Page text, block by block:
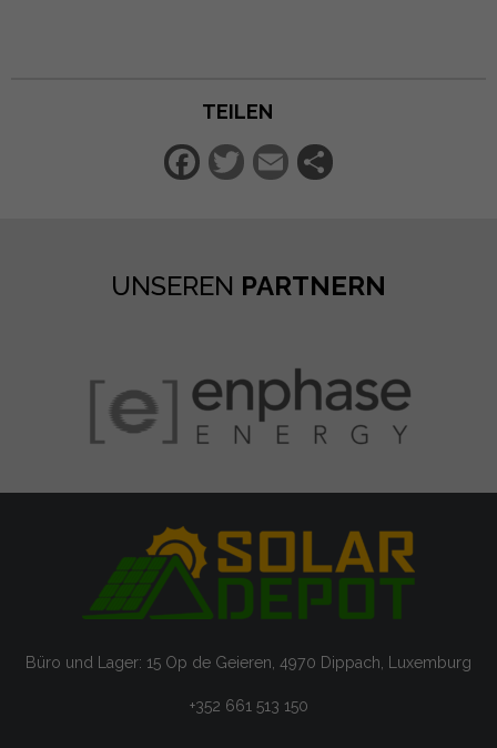
TEILEN
Facebook
Twitter
Email
UNSEREN PARTNERN
Büro und Lager: 15 Op de Geieren, 4970 Dippach, Luxemburg
+352 661 513 150